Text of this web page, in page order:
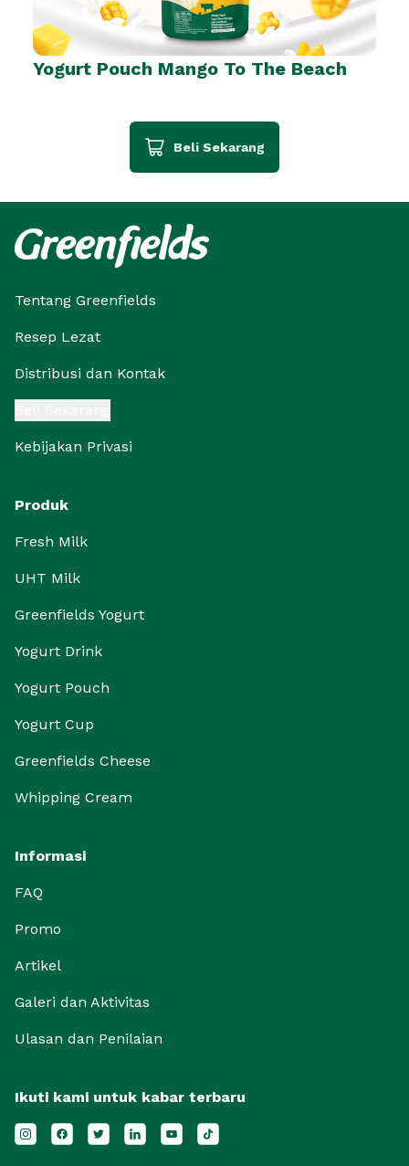
Yogurt Pouch Mango To The Beach
Beli Sekarang
Tentang Greenfields
Resep Lezat
Distribusi dan Kontak
Kebijakan Privasi
Produk
Fresh Milk
UHT Milk
Greenfields Yogurt
Yogurt Drink
Yogurt Pouch
Yogurt Cup
Greenfields Cheese
Whipping Cream
Informasi
FAQ
Promo
Artikel
Galeri dan Aktivitas
Ulasan dan Penilaian
Ikuti kami untuk kabar terbaru